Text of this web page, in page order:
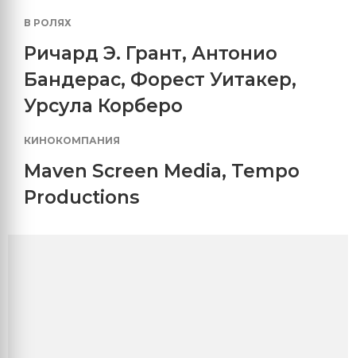
В РОЛЯХ
Ричард Э. Грант, Антонио
Бандерас, Форест Уитакер,
Урсула Корберо
КИНОКОМПАНИЯ
Maven Screen Media, Tempo
Productions